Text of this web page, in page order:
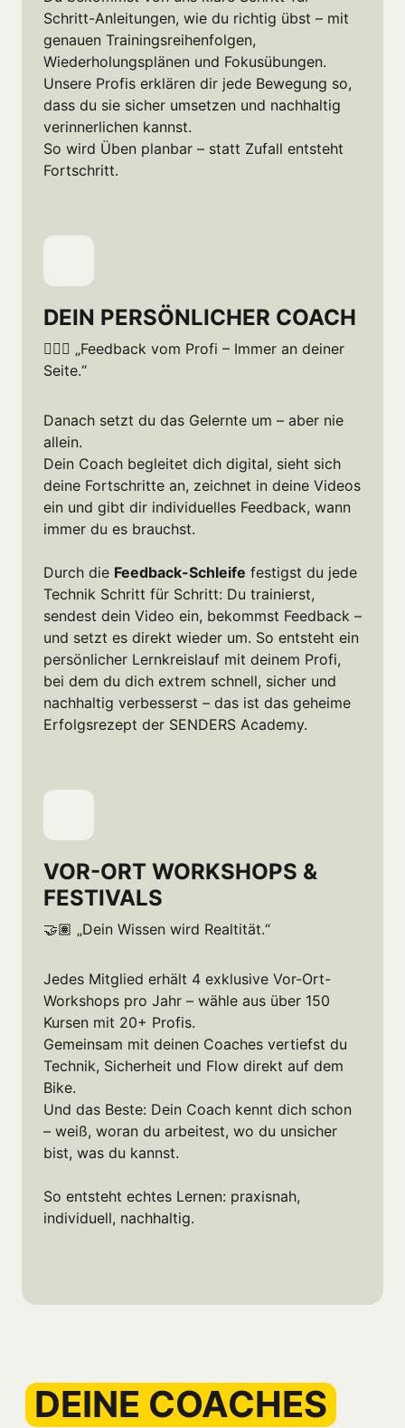
Schritt-Anleitungen, wie du richtig übst – mit
genauen Trainingsreihenfolgen,
Wiederholungsplänen und Fokusübungen.
Unsere Profis erklären dir jede Bewegung so,
dass du sie sicher umsetzen und nachhaltig
verinnerlichen kannst.
So wird Üben planbar – statt Zufall entsteht
Fortschritt.
DEIN PERSÖNLICHER COACH
🙎🏽‍♂️ „Feedback vom Profi – Immer an deiner
Seite.“
Danach setzt du das Gelernte um – aber nie
allein.
Dein Coach begleitet dich digital, sieht sich
deine Fortschritte an, zeichnet in deine Videos
ein und gibt dir individuelles Feedback, wann
immer du es brauchst.
Durch die Feedback-Schleife festigst du jede
Technik Schritt für Schritt: Du trainierst,
sendest dein Video ein, bekommst Feedback –
und setzt es direkt wieder um. So entsteht ein
persönlicher Lernkreislauf mit deinem Profi,
bei dem du dich extrem schnell, sicher und
nachhaltig verbesserst – das ist das geheime
Erfolgsrezept der SENDERS Academy.
VOR-ORT WORKSHOPS &
FESTIVALS
🤝🏽 „Dein Wissen wird Realtität.“
Jedes Mitglied erhält 4 exklusive Vor-Ort-
Workshops pro Jahr – wähle aus über 150
Kursen mit 20+ Profis.
Gemeinsam mit deinen Coaches vertiefst du
Technik, Sicherheit und Flow direkt auf dem
Bike.
Und das Beste: Dein Coach kennt dich schon
– weiß, woran du arbeitest, wo du unsicher
bist, was du kannst.
So entsteht echtes Lernen: praxisnah,
individuell, nachhaltig.
DEINE COACHES